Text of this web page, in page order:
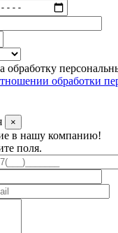
обработку
обработки
×
в нашу компанию!
поля.